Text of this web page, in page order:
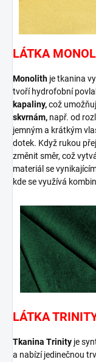
LÁTKA
Monolith je tkanina
tvoří hydrofobní
kapaliny,což
skvrnám, např. od
jemným a krátkým
dotek. Když rukou
změnit směr, což
materiál se
kde se využívá
LÁTKA
Tkanina Trinity je
a nabízí jedinečnou